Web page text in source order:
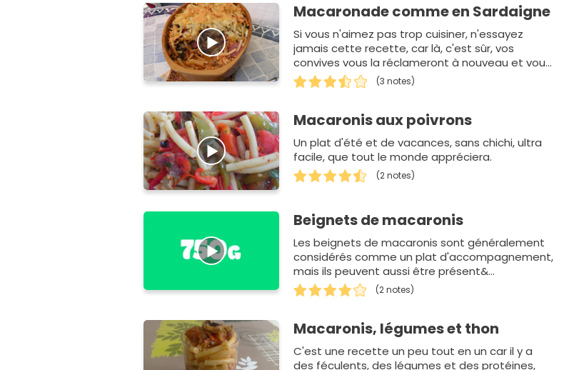
Macaronade comme en Sardaigne
Si vous n'aimez pas trop cuisiner, n'essayez
jamais cette recette, car là, c'est sûr, vos
convives vous la réclameront à nouveau et vous
serez obligés de la faire d…
(3 notes)
Macaronis aux poivrons
Un plat d'été et de vacances, sans chichi, ultra
facile, que tout le monde appréciera.
(2 notes)
Beignets de macaronis
Les beignets de macaronis sont généralement
considérés comme un plat d'accompagnement,
mais ils peuvent aussi être présent&…
(2 notes)
Macaronis, légumes et thon
C'est une recette un peu tout en un car il y a
des féculents, des légumes et des protéines,